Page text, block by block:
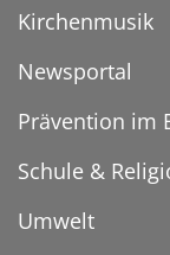
Kirchenmusik
Newsportal
Prävention im
Schule &
Umwelt